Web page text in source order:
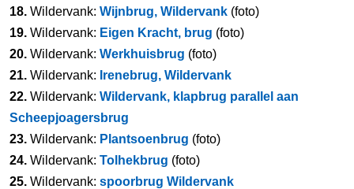
18. Wildervank: Wijnbrug, Wildervank (foto)
19. Wildervank: Eigen Kracht, brug (foto)
20. Wildervank: Werkhuisbrug (foto)
21. Wildervank: Irenebrug, Wildervank
22. Wildervank: Wildervank, klapbrug parallel aan
Scheepjoagersbrug
23. Wildervank: Plantsoenbrug (foto)
24. Wildervank: Tolhekbrug (foto)
25. Wildervank: spoorbrug Wildervank